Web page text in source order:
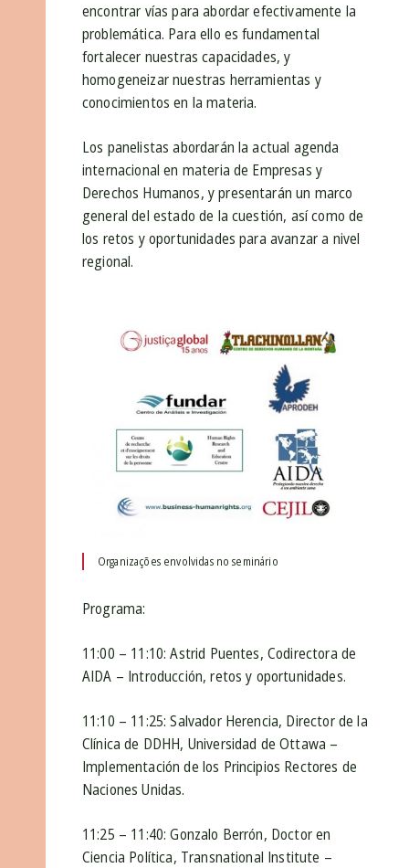
encontrar vías para abordar efectivamente la
problemática. Para ello es fundamental
fortalecer nuestras capacidades, y
homogeneizar nuestras herramientas y
conocimientos en la materia.
Los panelistas abordarán la actual agenda
internacional en materia de Empresas y
Derechos Humanos, y presentarán un marco
general del estado de la cuestión, así como de
los retos y oportunidades para avanzar a nivel
regional.
Organizações envolvidas no seminário
Programa:
11:00 – 11:10: Astrid Puentes, Codirectora de
AIDA – Introducción, retos y oportunidades.
11:10 – 11:25: Salvador Herencia, Director de la
Clínica de DDHH, Universidad de Ottawa –
Implementación de los Principios Rectores de
Naciones Unidas.
11:25 – 11:40: Gonzalo Berrón, Doctor en
Ciencia Política, Transnational Institute –